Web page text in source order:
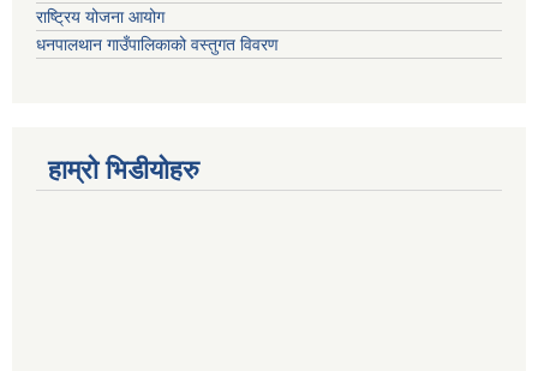
राष्ट्रिय योजना आयोग
धनपालथान गाउँपालिकाको वस्तुगत विवरण
हाम्रो भिडीयोहरु